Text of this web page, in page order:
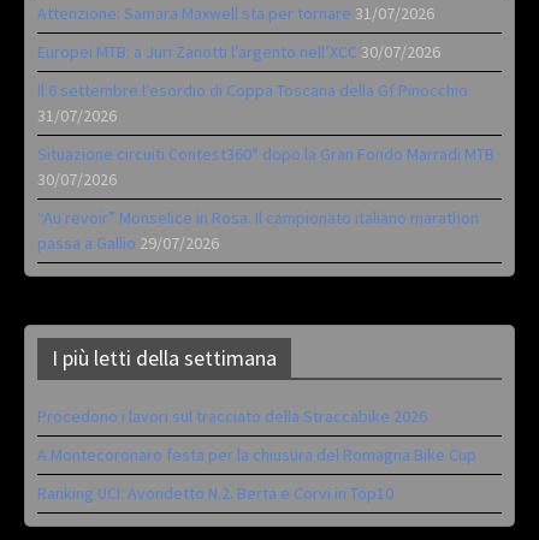
Attenzione: Samara Maxwell sta per tornare 31/07/2026
Europei MTB: a Juri Zanotti l’argento nell’XCC 30/07/2026
Il 6 settembre l’esordio di Coppa Toscana della Gf Pinocchio
31/07/2026
Situazione circuiti Contest360° dopo la Gran Fondo Marradi MTB
30/07/2026
“Au revoir” Monselice in Rosa. Il campionato italiano marathon
passa a Gallio 29/07/2026
I più letti della settimana
Procedono i lavori sul tracciato della Straccabike 2026
A Montecoronaro festa per la chiusura del Romagna Bike Cup
Ranking UCI: Avondetto N.2. Berta e Corvi in Top10